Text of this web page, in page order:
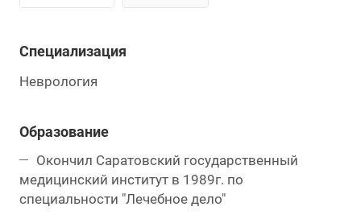
Специализация
Неврология
Образование
Окончил Саратовский государственный
медицинский институт в 1989г. по
специальности "Лечебное дело"